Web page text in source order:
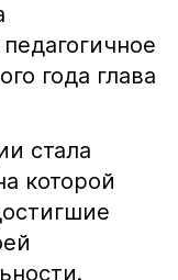
года глава
стала
которой